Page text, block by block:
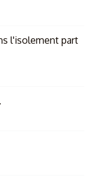
l'isolement part